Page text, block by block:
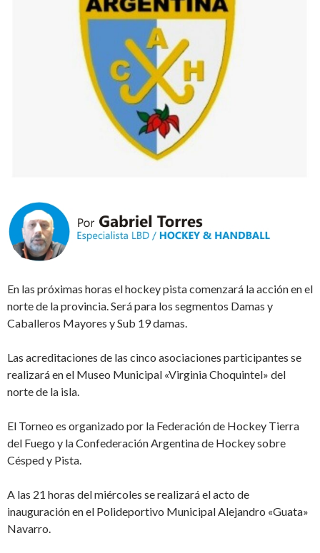
En las próximas horas el hockey pista comenzará la acción en el
norte de la provincia. Será para los segmentos Damas y
Caballeros Mayores y Sub 19 damas.
Las acreditaciones de las cinco asociaciones participantes se
realizará en el Museo Municipal «Virginia Choquintel» del
norte de la isla.
El Torneo es organizado por la Federación de Hockey Tierra
del Fuego y la Confederación Argentina de Hockey sobre
Césped y Pista.
A las 21 horas del miércoles se realizará el acto de
inauguración en el Polideportivo Municipal Alejandro «Guata»
Navarro.